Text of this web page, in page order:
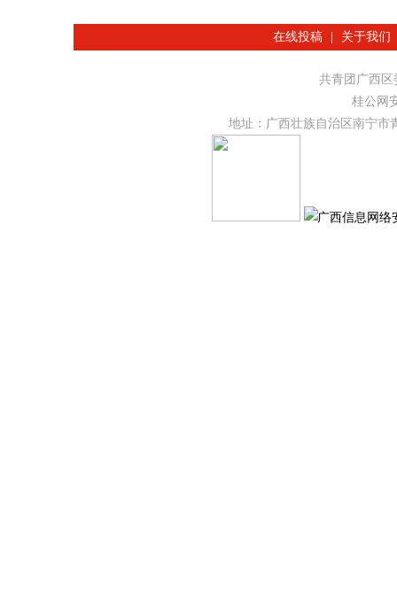
在线投稿 关于我们
共青团广西
桂公网
地址：广西壮族自治区南宁市